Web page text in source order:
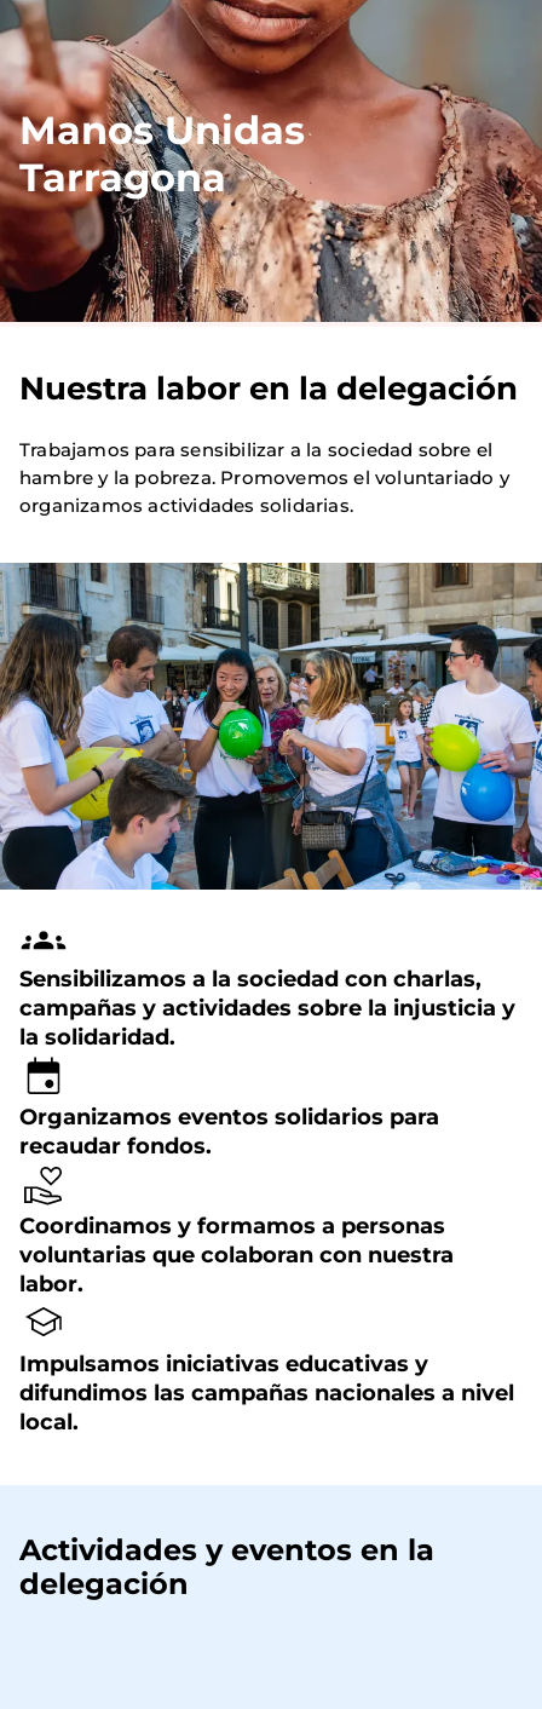
Manos Unidas
Tarragona
Nuestra labor en la delegación
Trabajamos para sensibilizar a la sociedad sobre el
hambre y la pobreza. Promovemos el voluntariado y
organizamos actividades solidarias.
Sensibilizamos a la sociedad con charlas,
campañas y actividades sobre la injusticia y
la solidaridad.
Organizamos eventos solidarios para
recaudar fondos.
Coordinamos y formamos a personas
voluntarias que colaboran con nuestra
labor.
Impulsamos iniciativas educativas y
difundimos las campañas nacionales a nivel
local.
Actividades y eventos en la
delegación